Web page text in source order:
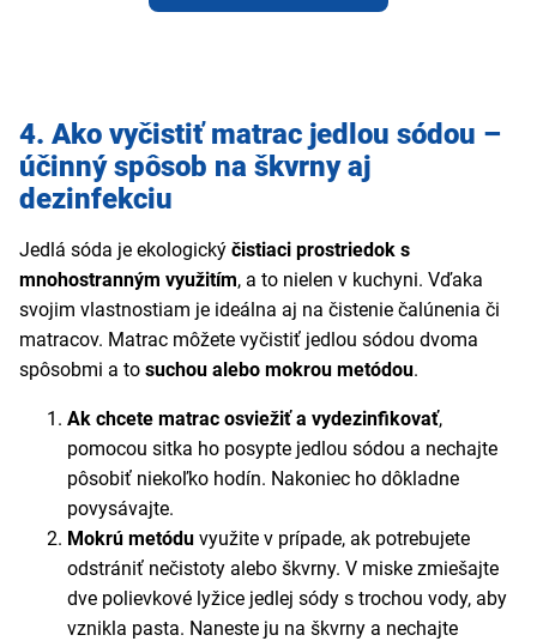
4. Ako vyčistiť matrac jedlou sódou –
účinný spôsob na škvrny aj
dezinfekciu
Jedlá sóda je ekologický čistiaci prostriedok s
mnohostranným využitím, a to nielen v kuchyni. Vďaka
svojim vlastnostiam je ideálna aj na čistenie čalúnenia či
matracov. Matrac môžete vyčistiť jedlou sódou dvoma
spôsobmi a to suchou alebo mokrou metódou.
Ak chcete matrac osviežiť a vydezinfikovať,
pomocou sitka ho posypte jedlou sódou a nechajte
pôsobiť niekoľko hodín. Nakoniec ho dôkladne
povysávajte.
Mokrú metódu využite v prípade, ak potrebujete
odstrániť nečistoty alebo škvrny. V miske zmiešajte
dve polievkové lyžice jedlej sódy s trochou vody, aby
vznikla pasta. Naneste ju na škvrny a nechajte